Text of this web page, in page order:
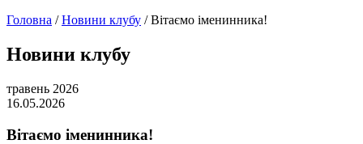
Головна /Новини клубу /Вітаємо іменинника!
Новини клубу
травень 2026
16.05.2026
Вітаємо іменинника!